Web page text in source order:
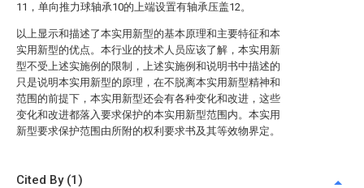
11，单向推力球轴承10的上端设置有轴承压盖12。
以上显示和描述了本实用新型的基本原理和主要特征和本
实用新型的优点。本行业的技术人员应该了解，本实用新
型不受上述实施例的限制，上述实施例和说明书中描述的
只是说明本实用新型的原理，在不脱离本实用新型精神和
范围的前提下，本实用新型还会有各种变化和改进，这些
变化和改进都落入要求保护的本实用新型范围内。本实用
新型要求保护范围由所附的权利要求书及其等效物界定。
Cited By (1)